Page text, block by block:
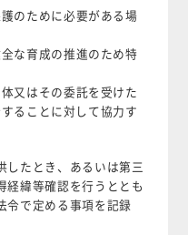
のために必要がある場
な育成の推進のため特
又はその委託を受けた
ることに対して協力す
したとき、あるいは第三
経緯等確認を行うととも
令で定める事項を記録